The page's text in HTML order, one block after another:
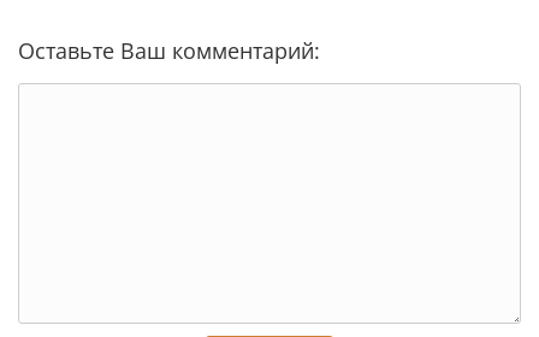
Оставьте Ваш комментарий: